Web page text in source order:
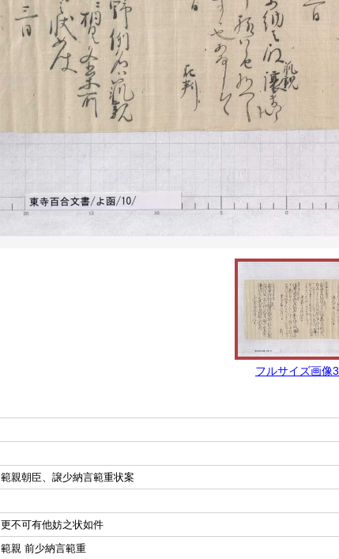
フルサイズ画像3
範親朝臣、譲少納言範重状案
更不可有他妨之状如件
範親 前少納言範重